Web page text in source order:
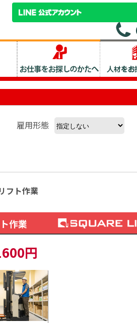
雇用形態
フト作業
作業
円